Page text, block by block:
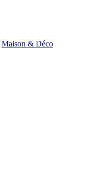
Maison & Déco